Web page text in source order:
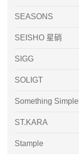
SEASONS
SEISHO 星硝
SIGG
SOLIGT
Something Simple
ST.KARA
Stample